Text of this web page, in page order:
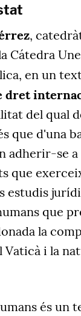
,
Cátedra
en un
dret
del qual
que d'una
adherir-se
que
estudis
que
la
Vaticà i la
és un